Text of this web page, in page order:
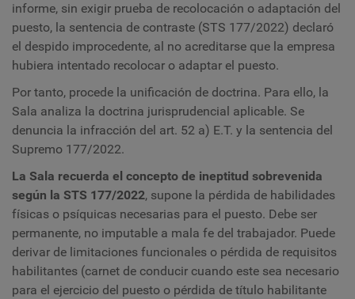
informe, sin exigir prueba de recolocación o adaptación del
puesto, la sentencia de contraste (STS 177/2022) declaró
el despido improcedente, al no acreditarse que la empresa
hubiera intentado recolocar o adaptar el puesto.
Por tanto, procede la unificación de doctrina. Para ello, la
Sala analiza la doctrina jurisprudencial aplicable. Se
denuncia la infracción del art. 52 a) E.T. y la sentencia del
Supremo 177/2022.
La Sala recuerda el concepto de ineptitud sobrevenida
según la STS 177/2022, supone la pérdida de habilidades
físicas o psíquicas necesarias para el puesto. Debe ser
permanente, no imputable a mala fe del trabajador. Puede
derivar de limitaciones funcionales o pérdida de requisitos
habilitantes (carnet de conducir cuando este sea necesario
para el ejercicio del puesto o pérdida de título habilitante